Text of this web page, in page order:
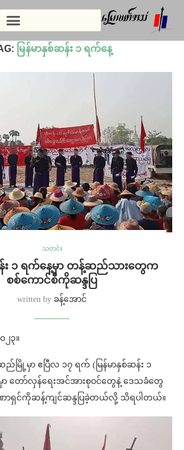
၁ ရက်နေ့
မြန်မာနှစ်ဆန်း ၁ ရက်နေ့
သတင်း
န်း ၁ ရက်နေ့မှာ တန့်ဆည်သားတွေက
စစ်ကောင်စီကိုဆန္ဒပြ
written by ခန့်အောင်
၂၃။
မြို့မှာ ဧပြီလ ၁၇ ရက် (မြန်မာနှစ်ဆန်း ၁
ာ တော်လှန်ရေးအင်အားစုဝင်တွေနဲ့ ဒေသခံတွေ
အာဏာရှင်ကိုဆန့်ကျင်ဆန္ဒပြခဲ့တယ်လို့ သိရပါတယ်။